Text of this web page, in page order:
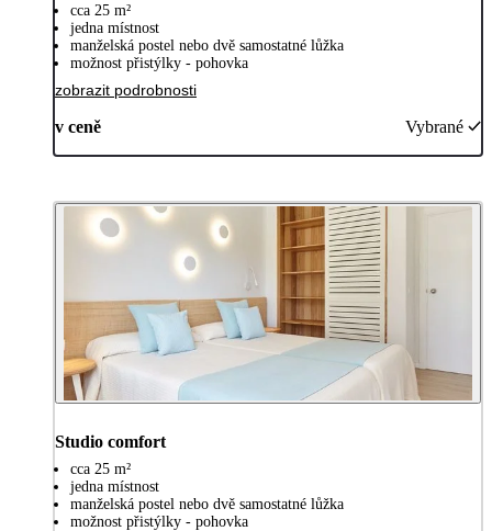
cca 25 m²
jedna místnost
manželská postel nebo dvě samostatné lůžka
možnost přistýlky - pohovka
zobrazit podrobnosti
v ceně Vybrané
Studio comfort
cca 25 m²
jedna místnost
manželská postel nebo dvě samostatné lůžka
možnost přistýlky - pohovka